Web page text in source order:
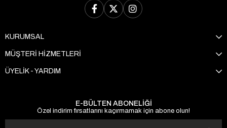
KURUMSAL
MÜŞTERİ HİZMETLERİ
ÜYELİK - YARDIM
E-BÜLTEN ABONELİĞİ
Özel indirim fırsatlarını kaçırmamak için abone olun!